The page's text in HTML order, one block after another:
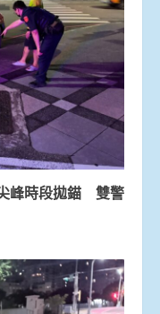
峰時段拋錨 雙警